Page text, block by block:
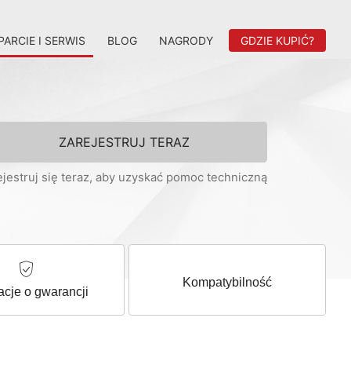
I SERWIS BLOG NAGRODY GDZIE KUPIĆ?
ZAREJESTRUJ TERAZ
się teraz, aby uzyskać pomoc techniczną
o gwarancji
Kompatybilność